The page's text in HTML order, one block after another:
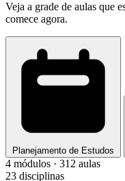
Veja a grade de aulas que
comece agora.
Planejamento de Estudos
4 módulos · 312 aulas
23 disciplinas